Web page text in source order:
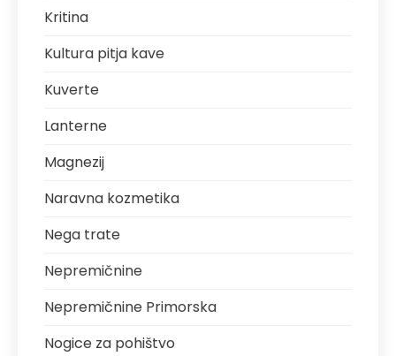
Kritina
Kultura pitja kave
Kuverte
Lanterne
Magnezij
Naravna kozmetika
Nega trate
Nepremičnine
Nepremičnine Primorska
Nogice za pohištvo